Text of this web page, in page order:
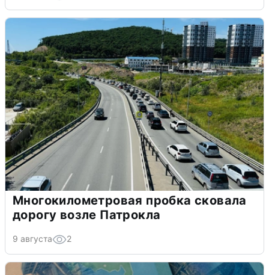
Многокилометровая пробка сковала
дорогу возле Патрокла
9 августа 2